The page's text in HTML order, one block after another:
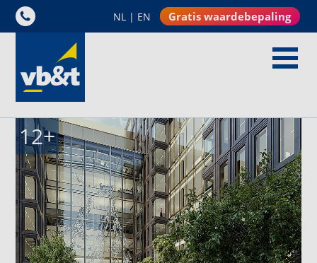
NL | EN Gratis waardebepaling
12+